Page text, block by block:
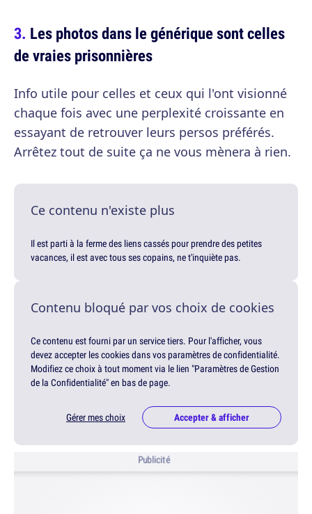
Les photos dans le générique sont celles
de vraies prisonnières
Info utile pour celles et ceux qui l'ont visionné
chaque fois avec une perplexité croissante en
essayant de retrouver leurs persos préférés.
Arrêtez tout de suite ça ne vous mènera à rien.
Ce contenu n'existe plus
Il est parti à la ferme des liens cassés pour prendre des petites
vacances, il est avec tous ses copains, ne t'inquiète pas.
Contenu bloqué par vos choix de cookies
Ce contenu est fourni par un service tiers. Pour l'afficher, vous
devez accepter les cookies dans vos paramètres de confidentialité.
Modifiez ce choix à tout moment via le lien "Paramètres de Gestion
de la Confidentialité" en bas de page.
Gérer mes choix Accepter & afficher
Publicité